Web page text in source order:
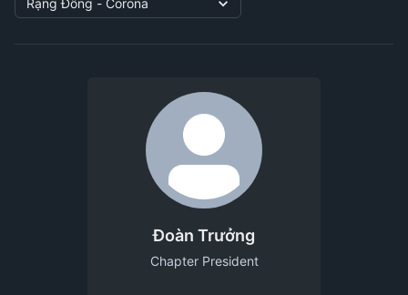
Đoàn Trưởng
Chapter President